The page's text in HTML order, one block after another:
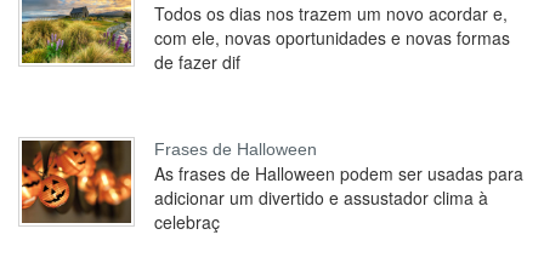
Todos os dias nos trazem um novo acordar e,
com ele, novas oportunidades e novas formas
de fazer dif
Frases de Halloween
As frases de Halloween podem ser usadas para
adicionar um divertido e assustador clima à
celebraç